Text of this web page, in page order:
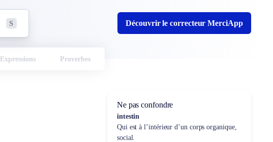
S Découvrir le correcteur MerciApp
Expressions Proverbes
Ne pas confondre
intestin
Qui est à l’intérieur d’un corps organique,
social.